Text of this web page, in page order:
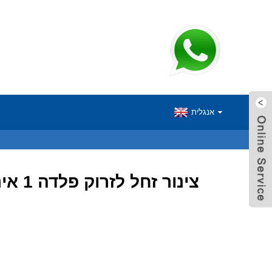
אנגלית
צינור זחל לזרוק פלדה 1 אינץ 'אביזרי הידראולי